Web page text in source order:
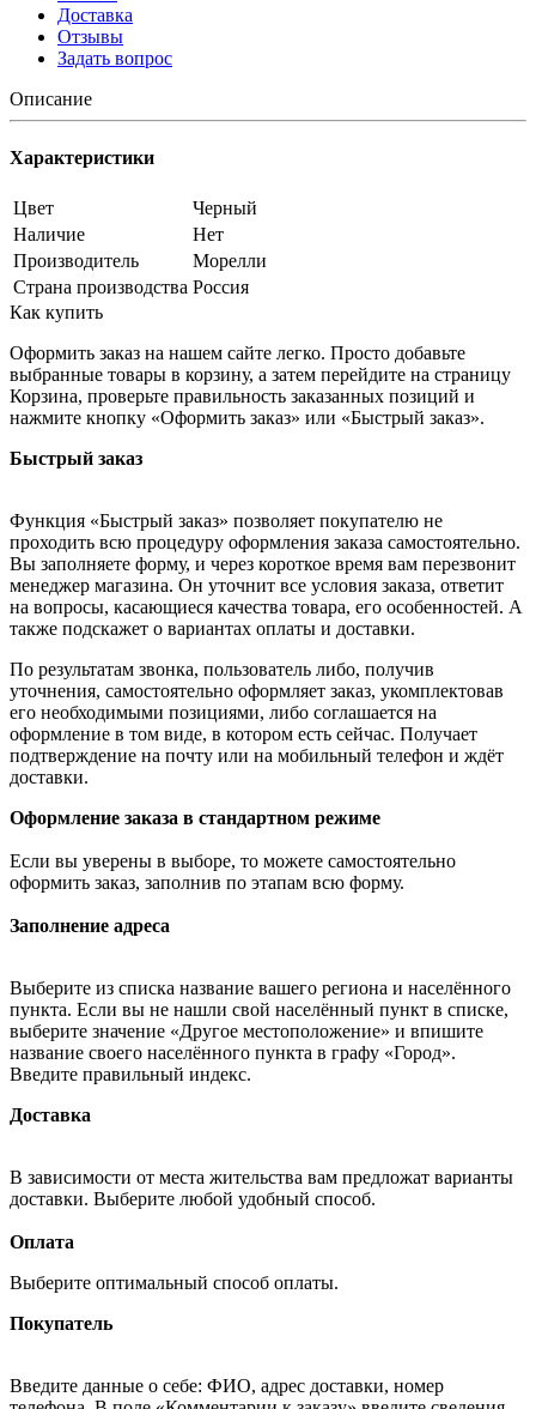
Доставка
Отзывы
Задать вопрос
Описание
Характеристики
Цвет
Черный
Наличие
Нет
Производитель
Морелли
Страна производства Россия
Как купить
Оформить заказ на нашем сайте легко. Просто добавьте
выбранные товары в корзину, а затем перейдите на страницу
Корзина, проверьте правильность заказанных позиций и
нажмите кнопку «Оформить заказ» или «Быстрый заказ».
Быстрый заказ
Функция «Быстрый заказ» позволяет покупателю не
проходить всю процедуру оформления заказа самостоятельно.
Вы заполняете форму, и через короткое время вам перезвонит
менеджер магазина. Он уточнит все условия заказа, ответит
на вопросы, касающиеся качества товара, его особенностей. А
также подскажет о вариантах оплаты и доставки.
По результатам звонка, пользователь либо, получив
уточнения, самостоятельно оформляет заказ, укомплектовав
его необходимыми позициями, либо соглашается на
оформление в том виде, в котором есть сейчас. Получает
подтверждение на почту или на мобильный телефон и ждёт
доставки.
Оформление заказа в стандартном режиме
Если вы уверены в выборе, то можете самостоятельно
оформить заказ, заполнив по этапам всю форму.
Заполнение адреса
Выберите из списка название вашего региона и населённого
пункта. Если вы не нашли свой населённый пункт в списке,
выберите значение «Другое местоположение» и впишите
название своего населённого пункта в графу «Город».
Введите правильный индекс.
Доставка
В зависимости от места жительства вам предложат варианты
доставки. Выберите любой удобный способ.
Оплата
Выберите оптимальный способ оплаты.
Покупатель
Введите данные о себе: ФИО, адрес доставки, номер